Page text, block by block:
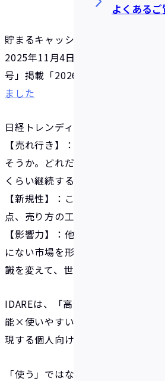
よくあるご
貯まるキャッシュレス「IDARE（イ
2025年11月4日発売の「日経トレン
号」掲載「2026年ヒット予測」の
ました
日経トレンディの「ヒット予測」の
【売れ行き】：売り上げやシェア
そうか。どれだけ人を集めそうか。
くらい継続する余地があるか
【新規性】：これまでにない画期的
点、売り方の工夫があるか
【影響力】：他社の追随を呼んだ
にない市場を形成するか。生活スタ
識を変えて、世の中に影響を与えそ
IDAREは、「高還元ボーナス×充実
能×使いやすいプリカ」でいつの間
現する個人向けキャッシュレスアプ
「使う」ではなく、「貯める」に